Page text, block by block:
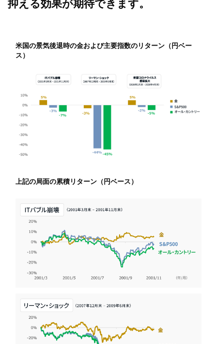
抑える効果が期待できます。
米国の景気後退時の金および主要指数のリターン（円ベー
ス）
上記の局面の累積リターン（円ベース）